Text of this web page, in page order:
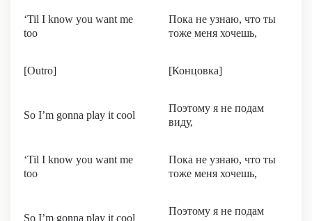
‘Til I know you want me
too
Пока не узнаю, что ты
тоже меня хочешь,
[Outro] [Концовка]
So I’m gonna play it cool
Поэтому я не подам
виду,
‘Til I know you want me
too
Пока не узнаю, что ты
тоже меня хочешь,
So I’m gonna play it cool
Поэтому я не подам